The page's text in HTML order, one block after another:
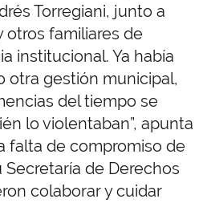
Torregiani, junto a
otros familiares de
institucional. Ya había
otra gestión municipal,
del tiempo se
lo violentaban”, apunta
falta de compromiso de
Secretaría de Derechos
colaborar y cuidar